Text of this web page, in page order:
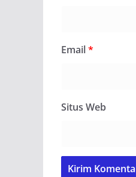
Email*
Situs Web